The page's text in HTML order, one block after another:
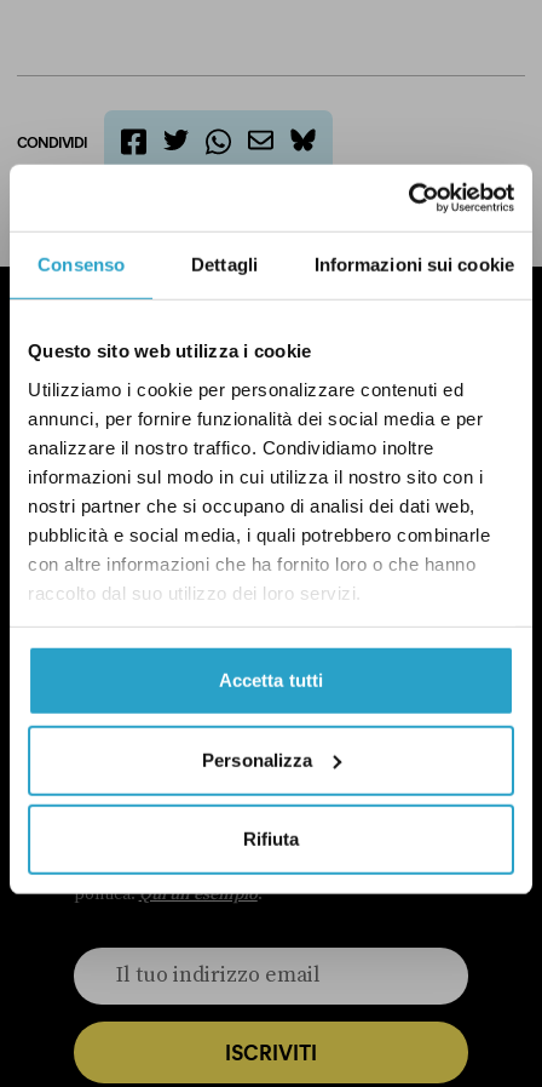
Consenso Dettagli Informazioni sui cookie
Questo sito web utilizza i cookie
Utilizziamo i cookie per personalizzare contenuti ed
annunci, per fornire funzionalità dei social media e per
analizzare il nostro traffico. Condividiamo inoltre
informazioni sul modo in cui utilizza il nostro sito con i
nostri partner che si occupano di analisi dei dati web,
pubblicità e social media, i quali potrebbero combinarle
con altre informazioni che ha fornito loro o che hanno
raccolto dal suo utilizzo dei loro servizi.
Accetta tutti
Personalizza
Rifiuta
CONDIVIDI
facebook
twitterwhatsapp
emailbluesky
OGNI MARTEDÌ
In questa newsletter proviamo a capire perché le
questioni di genere sono anche una questione
politica.Qui un esempio.
ISCRIVITI